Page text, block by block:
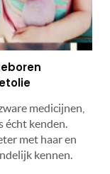
medicijnen,
écht kenden.
met haar en
kennen.